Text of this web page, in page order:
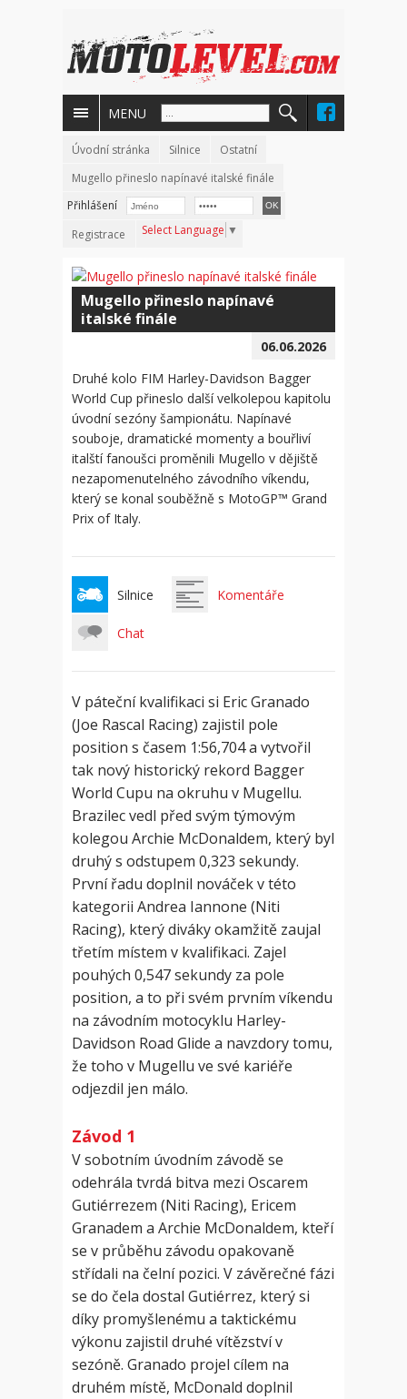
MENU
Úvodní stránka Silnice
Ostatní
Mugello přineslo napínavé italské finále
Přihlášení
Registrace
Select Language ▼
Mugello přineslo napínavé
italské finále
06.06.2026
Druhé kolo FIM Harley-Davidson Bagger
World Cup přineslo další velkolepou kapitolu
úvodní sezóny šampionátu. Napínavé
souboje, dramatické momenty a bouřliví
italští fanoušci proměnili Mugello v dějiště
nezapomenutelného závodního víkendu,
který se konal souběžně s MotoGP™ Grand
Prix of Italy.
Silnice Komentáře
Chat
V páteční kvalifikaci si Eric Granado
(Joe Rascal Racing) zajistil pole
position s časem 1:56,704 a vytvořil
tak nový historický rekord Bagger
World Cupu na okruhu v Mugellu.
Brazilec vedl před svým týmovým
kolegou Archie McDonaldem, který byl
druhý s odstupem 0,323 sekundy.
První řadu doplnil nováček v této
kategorii Andrea Iannone (Niti
Racing), který diváky okamžitě zaujal
třetím místem v kvalifikaci. Zajel
pouhých 0,547 sekundy za pole
position, a to při svém prvním víkendu
na závodním motocyklu Harley-
Davidson Road Glide a navzdory tomu,
že toho v Mugellu ve své kariéře
odjezdil jen málo.
Závod 1
V sobotním úvodním závodě se
odehrála tvrdá bitva mezi Oscarem
Gutiérrezem (Niti Racing), Ericem
Granadem a Archie McDonaldem, kteří
se v průběhu závodu opakovaně
střídali na čelní pozici. V závěrečné fázi
se do čela dostal Gutiérrez, který si
díky promyšlenému a taktickému
výkonu zajistil druhé vítězství v
sezóně. Granado projel cílem na
druhém místě, McDonald doplnil